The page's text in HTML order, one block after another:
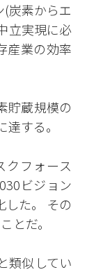
(炭素からエ
立実現に必
産業の効率
貯蔵規模の
する。
クフォース
ビジョン
した。 その
とだ。
類似してい